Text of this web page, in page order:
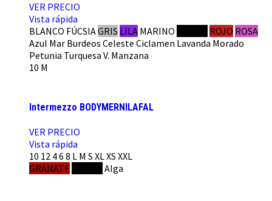
VER PRECIO
Vista rápida
BLANCO FÚCSIAGRIS LILA MARINO ROJO ROSA
Azul Mar Burdeos Celeste Ciclamen Lavanda Morado
Petunia Turquesa V. Manzana
10 M
Intermezzo BODYMERNILAFAL
VER PRECIO
Vista rápida
10 12 46 8 L M S XLXS XXL
GRANATE
Alga